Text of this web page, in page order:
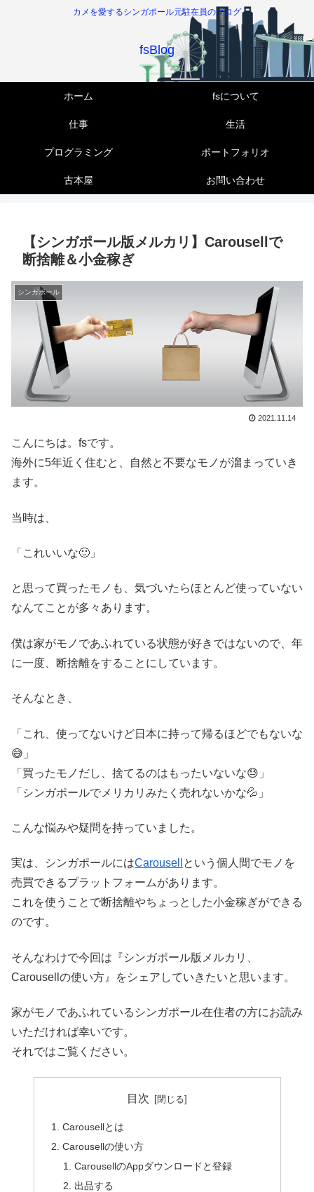
カメを愛するシンガポール元駐在員のブログ
fsBlog
ホーム fsについて
仕事 生活
プログラミング ポートフォリオ
古本屋 お問い合わせ
【シンガポール版メルカリ】Carousellで
断捨離＆小金稼ぎ
シンガポール
2021.11.14
こんにちは。fsです。
海外に5年近く住むと、自然と不要なモノが溜まっていき
ます。
当時は、
「これいいな🙂」
と思って買ったモノも、気づいたらほとんど使っていない
なんてことが多々あります。
僕は家がモノであふれている状態が好きではないので、年
に一度、断捨離をすることにしています。
そんなとき、
「これ、使ってないけど日本に持って帰るほどでもないな
😅」
「買ったモノだし、捨てるのはもったいないな😓」
「シンガポールでメリカリみたく売れないかな💦」
こんな悩みや疑問を持っていました。
実は、シンガポールにはCarousell という個人間でモノを
売買できるプラットフォームがあります。
これを使うことで断捨離やちょっとした小金稼ぎができる
のです。
そんなわけで今回は『シンガポール版メルカリ、
Carousellの使い方』をシェアしていきたいと思います。
家がモノであふれているシンガポール在住者の方にお読み
いただければ幸いです。
それではご覧ください。
目次
Carousellとは
Carousellの使い方
CarousellのAppダウンロードと登録
出品する